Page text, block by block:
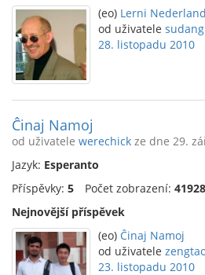
(eo) Lerni
od uživatele
28. listopadu 2010
Ĉinaj Namoj
od uživatele werechick ze dne 29.
Jazyk: Esperanto
Příspěvky: 5 Počet zobrazení: 41928
Nejnovější příspěvek
(eo) Ĉinaj Namoj
od uživatele
23. listopadu 2010